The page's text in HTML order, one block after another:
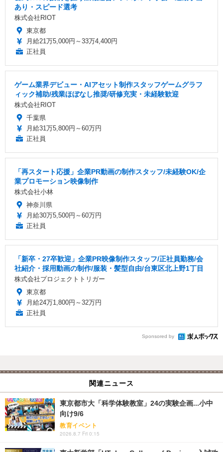
あり・スピード選考
株式会社RIOT
東京都
月給21万5,000円～33万4,400円
正社員
ゲーム業界デビュー・AIアセット制作スタッフゲームグラフ
ィック補助/残業ほぼなし推奨/研修充実・未経験歓迎
株式会社RIOT
千葉県
月給31万5,800円～60万円
正社員
「再スタート応援」企業PR動画の制作スタッフ/未経験OK/企
業プロモーション映像制作
株式会社小林
神奈川県
月給30万5,500円～60万円
正社員
「新卒・27卒歓迎」企業PR映像制作スタッフ/正社員勤務/会
社紹介・採用動画の制作/服装・髪型自由/台東区北上野1丁目
株式会社プロジェクトトリガー
東京都
月給24万1,800円～32万円
正社員
Sponsored by
関連ニュース
東京都市大「科学体験教室」24の実験企画...小中
向け9/6
教育イベント
2026.8.7 Fri 0:15